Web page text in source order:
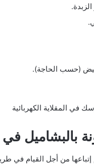
في المقلاية الكهربائية
بالبشاميل
إتباعها من أجل القيام